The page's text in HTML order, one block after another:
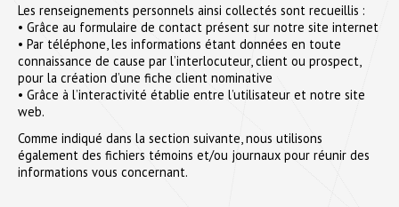
Les renseignements personnels ainsi collectés sont recueillis :
• Grâce au formulaire de contact présent sur notre site internet
• Par téléphone, les informations étant données en toute
connaissance de cause par l’interlocuteur, client ou prospect,
pour la création d’une fiche client nominative
• Grâce à l’interactivité établie entre l’utilisateur et notre site
web.
Comme indiqué dans la section suivante, nous utilisons
également des fichiers témoins et/ou journaux pour réunir des
informations vous concernant.